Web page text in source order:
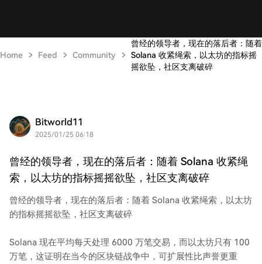
Home Feed Community
曾经的领导者，现在的落后者：随着
Solana 收紧绳索，以太坊的指标摇
摇欲坠，社区支离破碎
Bitworld11
2025/01/25 06:18
曾经的领导者，现在的落后者：随着 Solana 收紧绳
索，以太坊的指标摇摇欲坠，社区支离破碎
曾经的领导者，现在的落后者：随着 Solana 收紧绳索，以太坊
的指标摇摇欲坠，社区支离破碎
Solana 现在平均每天处理 6000 万笔交易，而以太坊只有 100
万笔，这证明在当今的区块链战争中，可扩展性比声誉更重